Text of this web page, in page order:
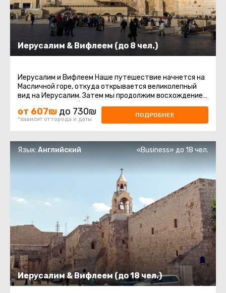
Иерусалим & Вифлеем (до 8 чел.)
Иерусалим и Вифлеем Наше путешествие начнется на
Масличной горе, откуда открывается великолепный
вид на Иерусалим. Затем мы продолжим восхождение
от 607₪ до 730₪
*зависит от города и даты
ПОДРОБНЕЕ
Иерусалим & Вифлеем (до 18 чел.)
Язык:Английский «Business» до 18 чел.